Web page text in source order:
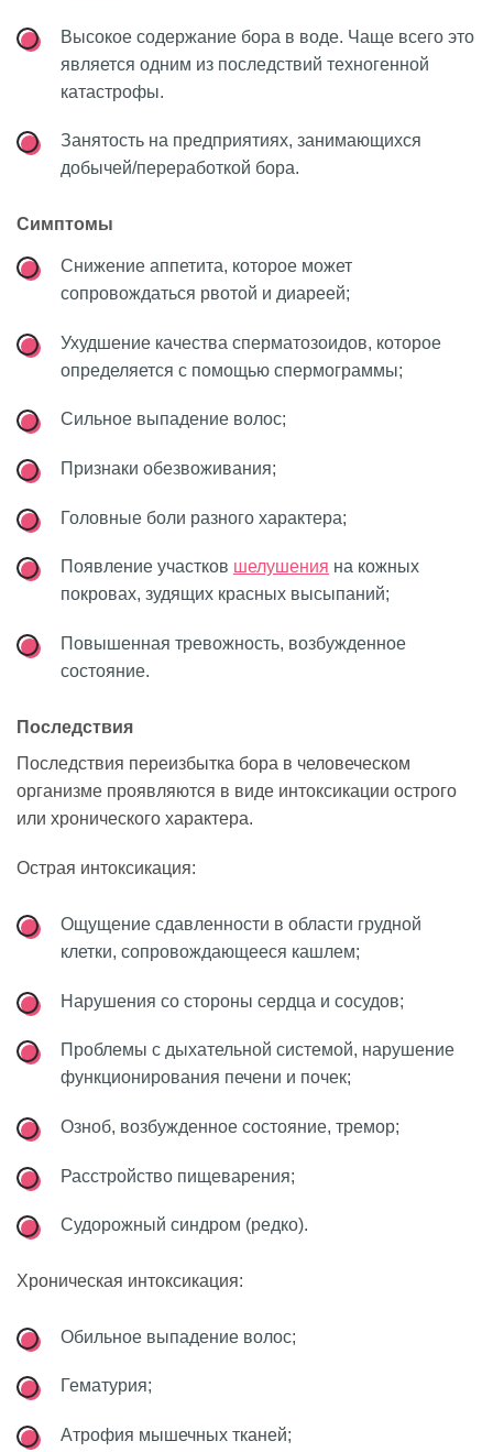
Высокое содержание бора в воде. Чаще всего это
является одним из последствий техногенной
катастрофы.
Занятость на предприятиях, занимающихся
добычей/переработкой бора.
Симптомы
Снижение аппетита, которое может
сопровождаться рвотой и диареей;
Ухудшение качества сперматозоидов, которое
определяется с помощью спермограммы;
Сильное выпадение волос;
Признаки обезвоживания;
Головные боли разного характера;
Появление участков шелушения на кожных
покровах, зудящих красных высыпаний;
Повышенная тревожность, возбужденное
состояние.
Последствия
Последствия переизбытка бора в человеческом
организме проявляются в виде интоксикации острого
или хронического характера.
Острая интоксикация:
Ощущение сдавленности в области грудной
клетки, сопровождающееся кашлем;
Нарушения со стороны сердца и сосудов;
Проблемы с дыхательной системой, нарушение
функционирования печени и почек;
Озноб, возбужденное состояние, тремор;
Расстройство пищеварения;
Судорожный синдром (редко).
Хроническая интоксикация:
Обильное выпадение волос;
Гематурия;
Атрофия мышечных тканей;